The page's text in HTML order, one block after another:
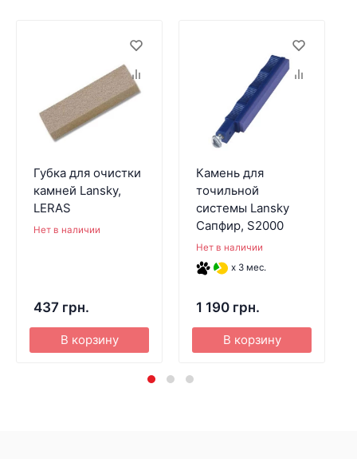
Губка для очистки
камней Lansky,
LERAS
Нет в наличии
437 грн.
В корзину
Камень для
точильной
системы Lansky
Сапфир, S2000
Нет в наличии
x 3 мес.
1 190 грн.
В корзину